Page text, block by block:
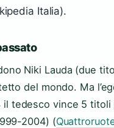
Italia).
Niki Lauda (due
del mondo. Ma
il tedesco vince 5
2004) (